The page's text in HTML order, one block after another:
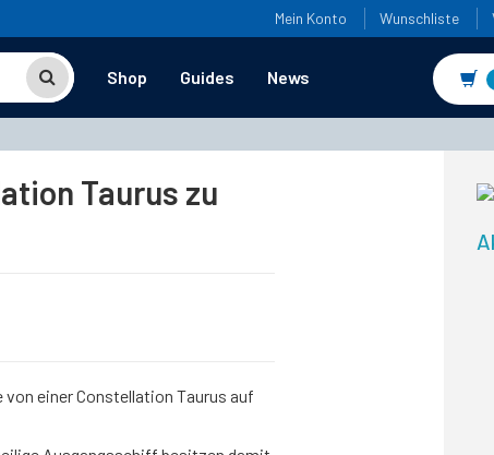
Mein Konto Wunschliste
Shop Guides News
Taurus zu
von einer Constellation Taurus auf